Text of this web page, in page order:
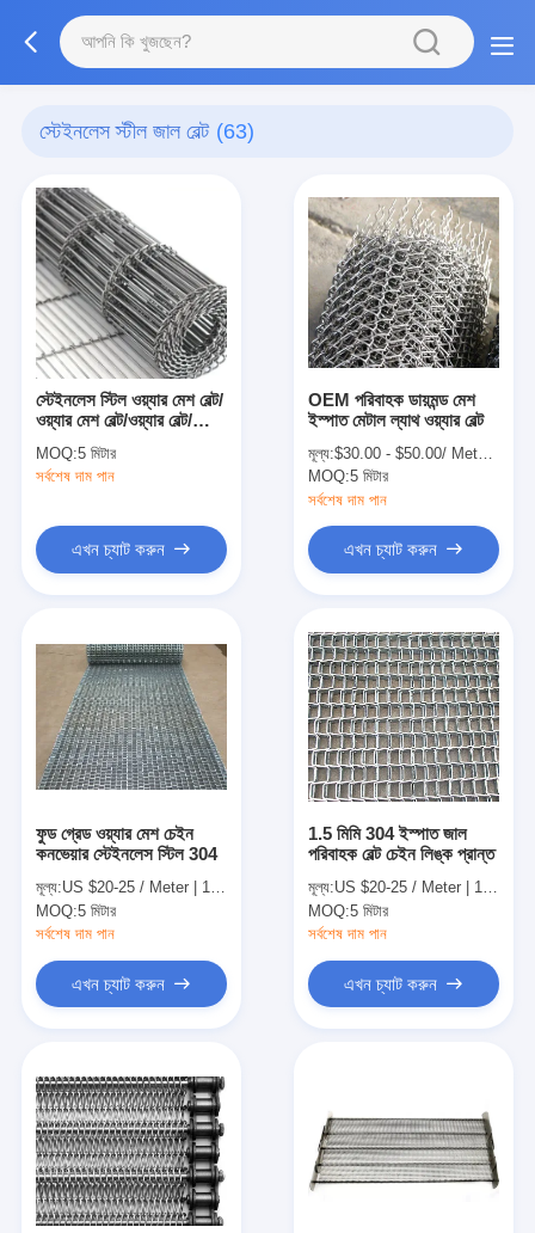
স্টেইনলেস স্টীল জাল বেল্ট (63)
স্টেইনলেস স্টিল ওয়্যার মেশ বেল্ট/
ওয়্যার মেশ বেল্ট/ওয়্যার বেল্ট/
MOQ:5 মিটার
সর্বশেষ দাম পান
এখন চ্যাট করুন
OEM পরিবাহক ডায়মন্ড মেশ
ইস্পাত মেটাল ল্যাথ ওয়্যার বেল্ট
মূল্য:$30.00 - $50.00/ Meter|10 Meter/Meters(Min. Order)
MOQ:5 মিটার
সর্বশেষ দাম পান
এখন চ্যাট করুন
ফুড গ্রেড ওয়্যার মেশ চেইন
কনভেয়ার স্টেইনলেস স্টিল 304
মূল্য:US $20-25 / Meter | 1 Meter (Min. Order)
MOQ:5 মিটার
সর্বশেষ দাম পান
এখন চ্যাট করুন
1.5 মিমি 304 ইস্পাত জাল
পরিবাহক বেল্ট চেইন লিঙ্ক প্রান্ত
মূল্য:US $20-25 / Meter | 1 Meter (Min. Order)
MOQ:5 মিটার
সর্বশেষ দাম পান
এখন চ্যাট করুন